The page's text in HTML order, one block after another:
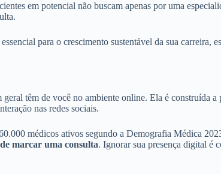
em potencial não buscam apenas por uma
para o crescimento sustentável da sua carreira,
têm de você no ambiente online. Ela é construída
nas redes sociais.
médicos ativos segundo a Demografia Médica
marcar uma consulta. Ignorar sua presença digital é